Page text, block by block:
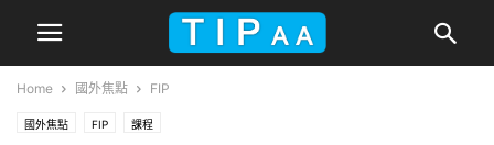
Home 國外焦點 FIP
國外焦點 FIP 課程